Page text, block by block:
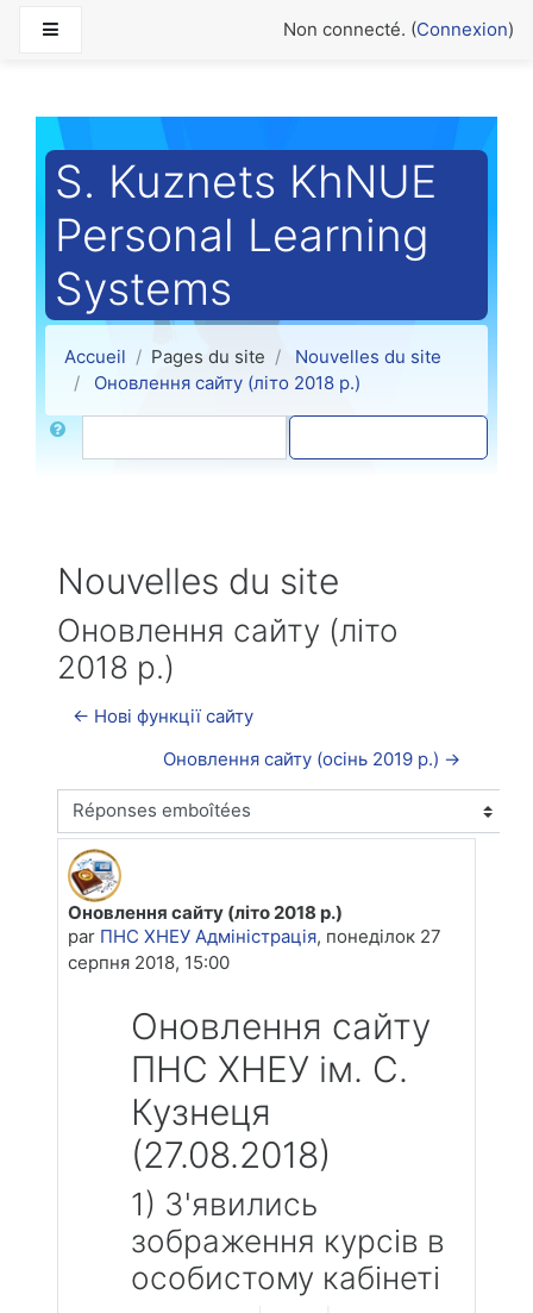
Non connecté. (Connexion)
S. Kuznets KhNUE
Personal Learning
Systems
Accueil Pages du site
Nouvelles du site
Оновлення сайту (літо 2018 р.)
Rechercher
Nouvelles du site
Оновлення сайту (літо
2018 р.)
← Нові функції сайту
Оновлення сайту (осінь 2019 р.) →
Type d'affichage
Оновлення сайту (літо 2018 р.)
par ПНС ХНЕУ Адміністрація, понеділок 27
серпня 2018, 15:00
Nombre de réponses : 0
Оновлення сайту
ПНС ХНЕУ ім. С.
Кузнеця
(27.08.2018)
1) З'явились
зображення курсів в
особистому кабінеті